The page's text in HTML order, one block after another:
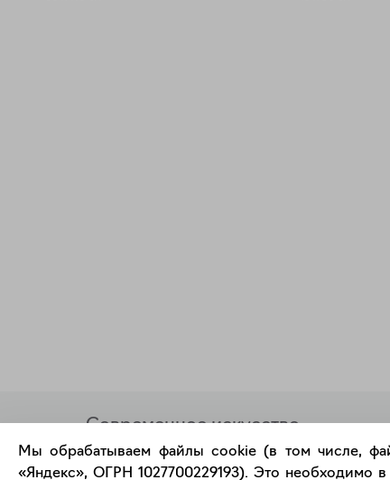
Современное искусство
онлайн
Мы обрабатываем файлы cookie (в том числе,
«Яндекс», ОГРН 1027700229193). Это необходимо в